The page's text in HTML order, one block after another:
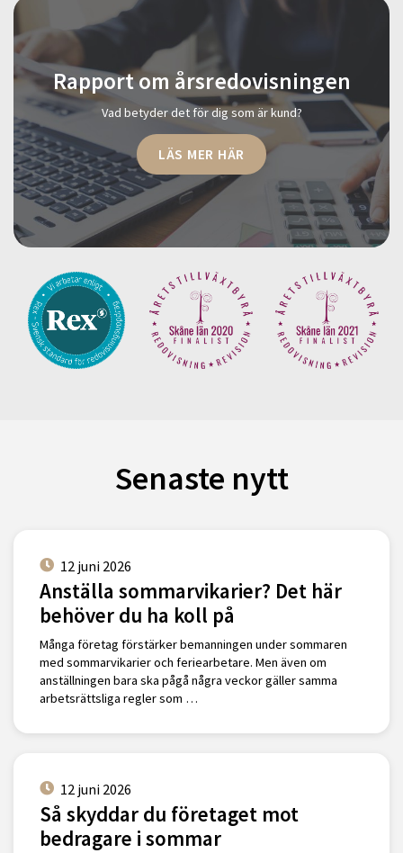
Rapport om årsredovisningen
Vad betyder det för dig som är kund?
LÄS MER HÄR
Senaste nytt
12 juni 2026
Anställa sommarvikarier? Det här
behöver du ha koll på
Många företag förstärker bemanningen under sommaren
med sommarvikarier och feriearbetare. Men även om
anställningen bara ska pågå några veckor gäller samma
arbetsrättsliga regler som …
12 juni 2026
Så skyddar du företaget mot
bedragare i sommar